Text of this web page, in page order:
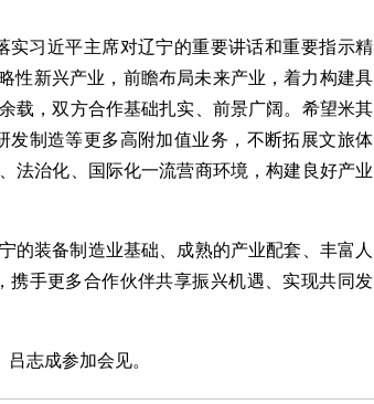
习近平主席对辽宁的重要讲话和重要指示精
性新兴产业，前瞻布局未来产业，着力构建具
载，双方合作基础扎实、前景广阔。希望米其
制造等更多高附加值业务，不断拓展文旅体
法治化、国际化一流营商环境，构建良好产业
装备制造业基础、成熟的产业配套、丰富人
手更多合作伙伴共享振兴机遇、实现共同发
志成参加会见。